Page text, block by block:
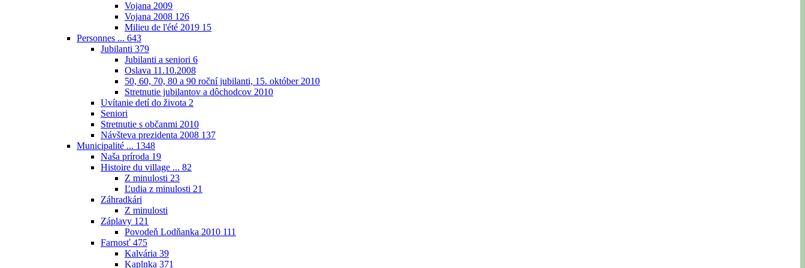
Vojana 2009
Vojana 2008 126
Milieu de l'été 2019 15
Personnes ... 643
Jubilanti 379
Jubilanti a seniori 6
Oslava 11.10.2008
50, 60, 70, 80 a 90 roční jubilanti, 15. október 2010
Stretnutie jubilantov a dôchodcov 2010
Uvítanie detí do života 2
Seniori
Stretnutie s občanmi 2010
Návšteva prezidenta 2008 137
Municipalité ... 1348
Naša príroda 19
Histoire du village ... 82
Z minulosti 23
Ľudia z minulosti 21
Záhradkári
Z minulosti
Záplavy 121
Povodeň Lodňanka 2010 111
Farnosť 475
Kalvária 39
Kaplnka 371